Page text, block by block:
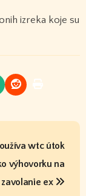
izreka koje su
wtc útok
výhovorku na
zavolanie ex